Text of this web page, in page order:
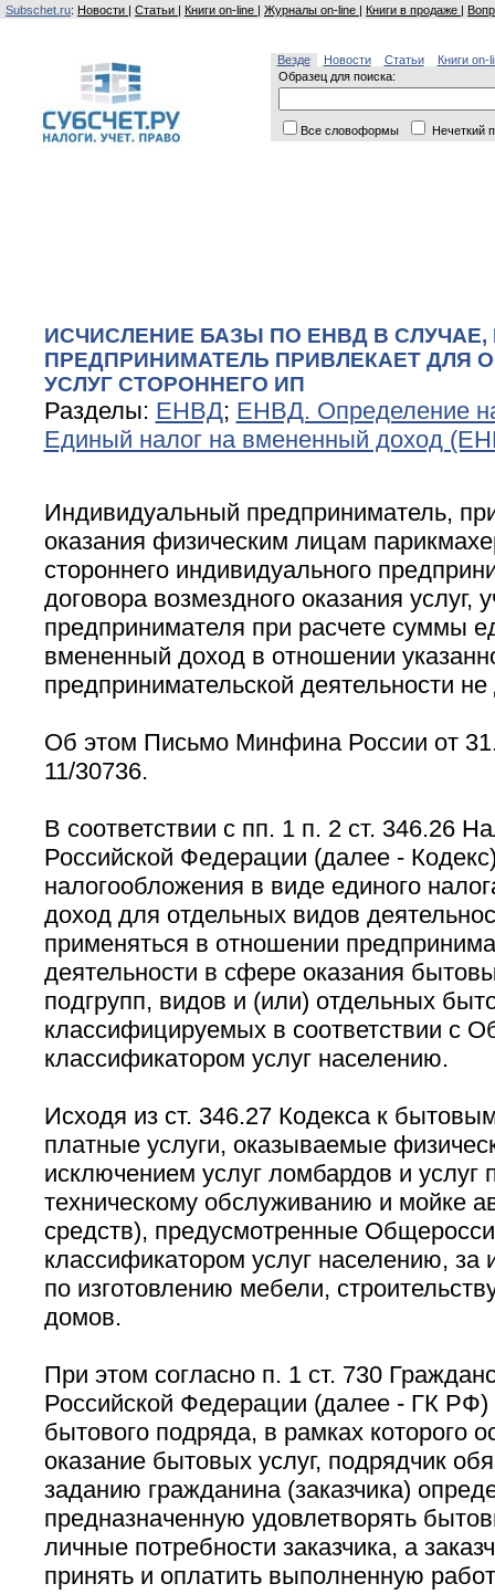
Subschet.ru: Новости | Статьи | Книги on-line | Журналы on-line | Книги в продаже |
Везде Новости Статьи
Книги on-
Образец для поиска:
Все словоформы Нечеткий
ИСЧИСЛЕНИЕ БАЗЫ ПО ЕНВД В СЛУЧАЕ,
ПРЕДПРИНИМАТЕЛЬ ПРИВЛЕКАЕТ ДЛЯ
УСЛУГ СТОРОННЕГО ИП
Разделы: ЕНВД; ЕНВД. Определение
Единый налог на вмененный доход
Индивидуальный предприниматель,
оказания физическим лицам
стороннего индивидуального
договора возмездного оказания услуг,
предпринимателя при расчете суммы
вмененный доход в отношении
предпринимательской деятельности
Об этом Письмо Минфина России от
11/30736.
В соответствии с пп. 1 п. 2 ст. 346.26
Российской Федерации (далее -
налогообложения в виде единого
доход для отдельных видов
применяться в отношении
деятельности в сфере оказания
подгрупп, видов и (или) отдельных
классифицируемых в соответствии с
классификатором услуг населению.
Исходя из ст. 346.27 Кодекса к
платные услуги, оказываемые
исключением услуг ломбардов и услуг
техническому обслуживанию и мойке
средств), предусмотренные
классификатором услуг населению, за
по изготовлению мебели,
домов.
При этом согласно п. 1 ст. 730
Российской Федерации (далее - ГК РФ)
бытового подряда, в рамках которого
оказание бытовых услуг, подрядчик
заданию гражданина (заказчика)
предназначенную удовлетворять
личные потребности заказчика, а
принять и оплатить выполненную